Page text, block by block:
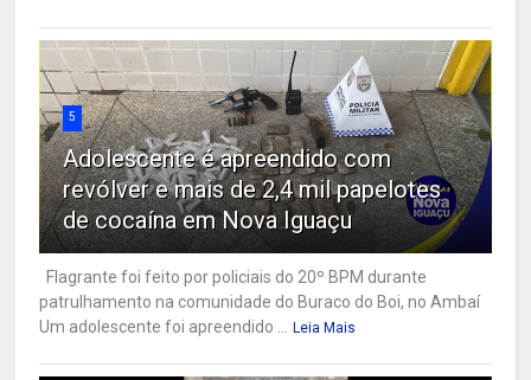
5
Adolescente é apreendido com
revólver e mais de 2,4 mil papelotes
de cocaína em Nova Iguaçu
Flagrante foi feito por policiais do 20º BPM durante
patrulhamento na comunidade do Buraco do Boi, no Ambaí
Um adolescente foi apreendido ... Leia Mais